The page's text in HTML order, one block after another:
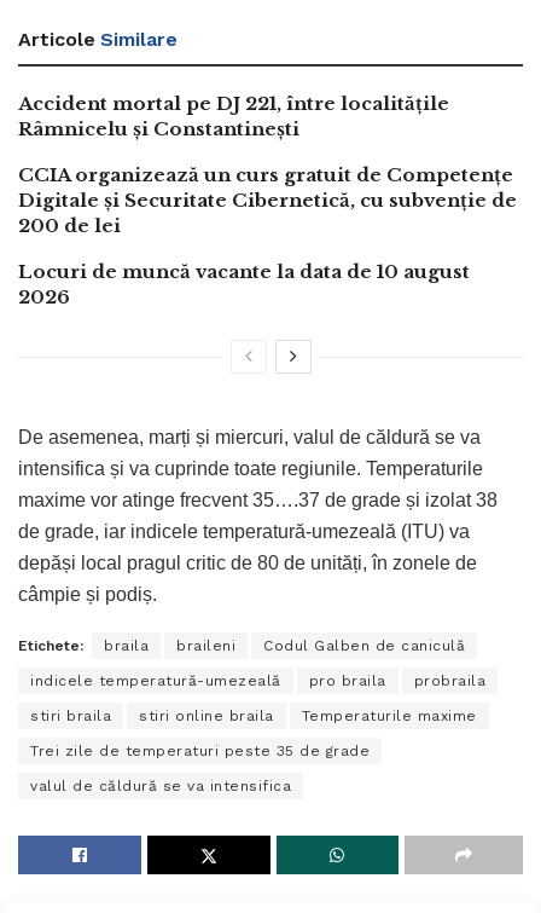
Articole Similare
Accident mortal pe DJ 221, între localitățile
Râmnicelu și Constantinești
CCIA organizează un curs gratuit de Competențe
Digitale și Securitate Cibernetică, cu subvenție de
200 de lei
Locuri de muncă vacante la data de 10 august
2026
De asemenea, marți și miercuri, valul de căldură se va
intensifica și va cuprinde toate regiunile. Temperaturile
maxime vor atinge frecvent 35….37 de grade și izolat 38
de grade, iar indicele temperatură-umezeală (ITU) va
depăși local pragul critic de 80 de unități, în zonele de
câmpie și podiș.
Etichete: braila braileni Codul Galben de caniculă
indicele temperatură-umezeală pro braila probraila
stiri braila stiri online braila Temperaturile maxime
Trei zile de temperaturi peste 35 de grade
valul de căldură se va intensifica